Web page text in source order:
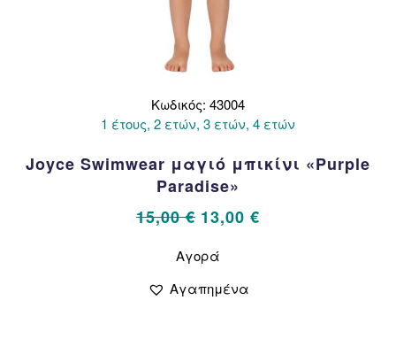
Κωδικός: 43004
1 έτους, 2 ετών, 3 ετών, 4 ετών
Joyce Swimwear μαγιό μπικίνι «Purple
Paradise»
15,00€ Original
was:
15,00 €.
13,00 €
Αγορά
έχει
Αγαπημένα